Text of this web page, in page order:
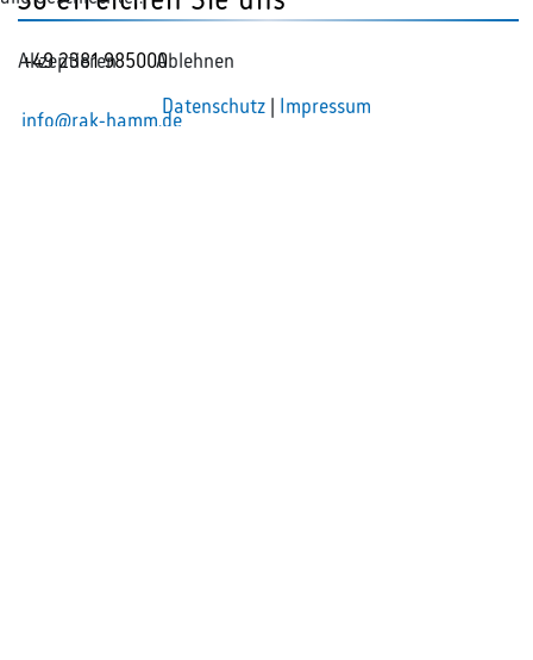
+49 2381 985000
info@rak-hamm.de
Akzeptieren Ablehnen
Datenschutz Impressum